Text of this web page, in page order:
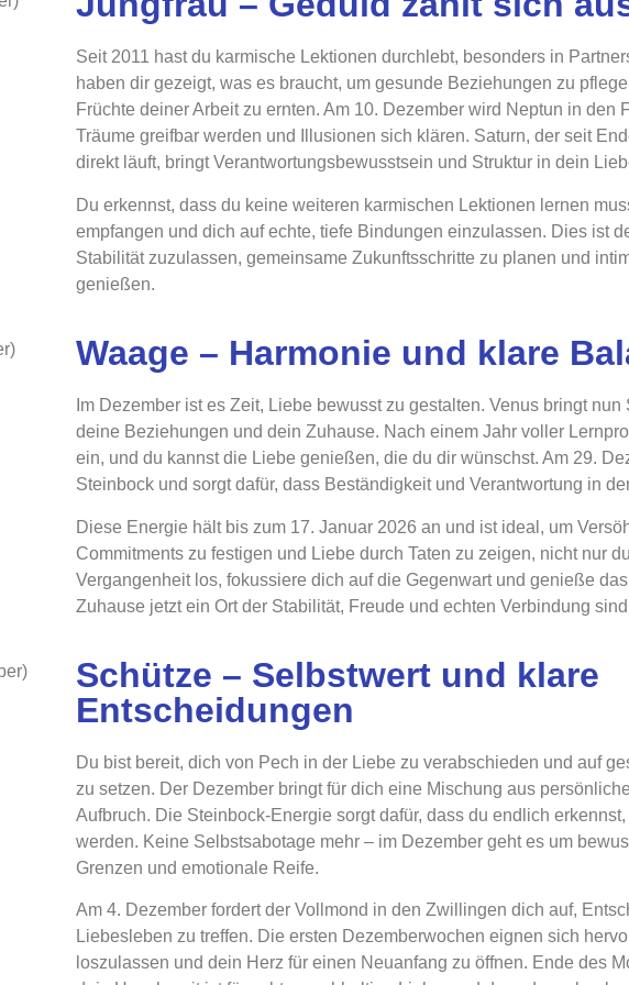
Seit 2011 hast du karmische Lektionen durchlebt, besonders in
haben dir gezeigt, was es braucht, um gesunde Beziehungen zu
Früchte deiner Arbeit zu ernten. Am 10. Dezember wird Neptun in den
Träume greifbar werden und Illusionen sich klären. Saturn, der seit
direkt läuft, bringt Verantwortungsbewusstsein und Struktur in dein
Du erkennst, dass du keine weiteren karmischen Lektionen lernen
empfangen und dich auf echte, tiefe Bindungen einzulassen. Dies ist
Stabilität zuzulassen, gemeinsame Zukunftsschritte zu planen und
genießen.
Waage – Harmonie und klare
Im Dezember ist es Zeit, Liebe bewusst zu gestalten. Venus bringt
deine Beziehungen und dein Zuhause. Nach einem Jahr voller
ein, und du kannst die Liebe genießen, die du dir wünschst. Am 29.
Steinbock und sorgt dafür, dass Beständigkeit und Verantwortung in
Diese Energie hält bis zum 17. Januar 2026 an und ist ideal, um
Commitments zu festigen und Liebe durch Taten zu zeigen, nicht nur
Vergangenheit los, fokussiere dich auf die Gegenwart und genieße
Zuhause jetzt ein Ort der Stabilität, Freude und echten Verbindung
Schütze – Selbstwert und klare
Entscheidungen
Du bist bereit, dich von Pech in der Liebe zu verabschieden und auf
zu setzen. Der Dezember bringt für dich eine Mischung aus
Aufbruch. Die Steinbock-Energie sorgt dafür, dass du endlich
werden. Keine Selbstsabotage mehr – im Dezember geht es um
Grenzen und emotionale Reife.
Am 4. Dezember fordert der Vollmond in den Zwillingen dich auf,
Liebesleben zu treffen. Die ersten Dezemberwochen eignen sich
loszulassen und dein Herz für einen Neuanfang zu öffnen. Ende des